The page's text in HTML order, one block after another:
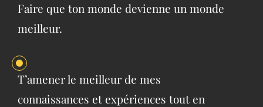
Faire que ton monde devienne un monde
meilleur.
T’amener le meilleur de mes
connaissances et expériences tout en